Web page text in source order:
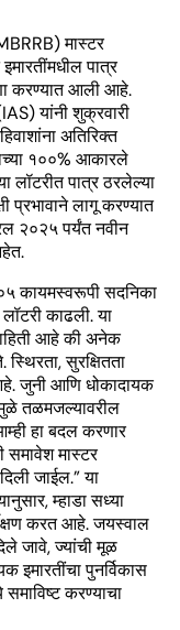
मास्टर
पात्र
करण्यात आली आहे.
यांनी शुक्रवारी
अतिरिक्त
१००% आकारले
लॉटरीत पात्र ठरलेल्या
प्रभावाने लागू करण्यात
२०२५ पर्यंत नवीन
कायमस्वरूपी सदनिका
काढली. या
आहे की अनेक
सुरक्षितता
जुनी आणि धोकादायक
तळमजल्यावरील
हा बदल करणार
मास्टर
जाईल.” या
म्हाडा सध्या
करत आहे. जयस्वाल
जावे, ज्यांची मूळ
इमारतींचा पुनर्विकास
करण्याचा